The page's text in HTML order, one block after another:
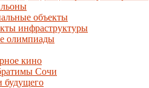
объекты
инфраструктуры
олимпиады
кино
Сочи
будущего